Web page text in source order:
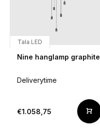
Tala LED
Nine hanglamp graphite
Deliverytime
€1.058,75